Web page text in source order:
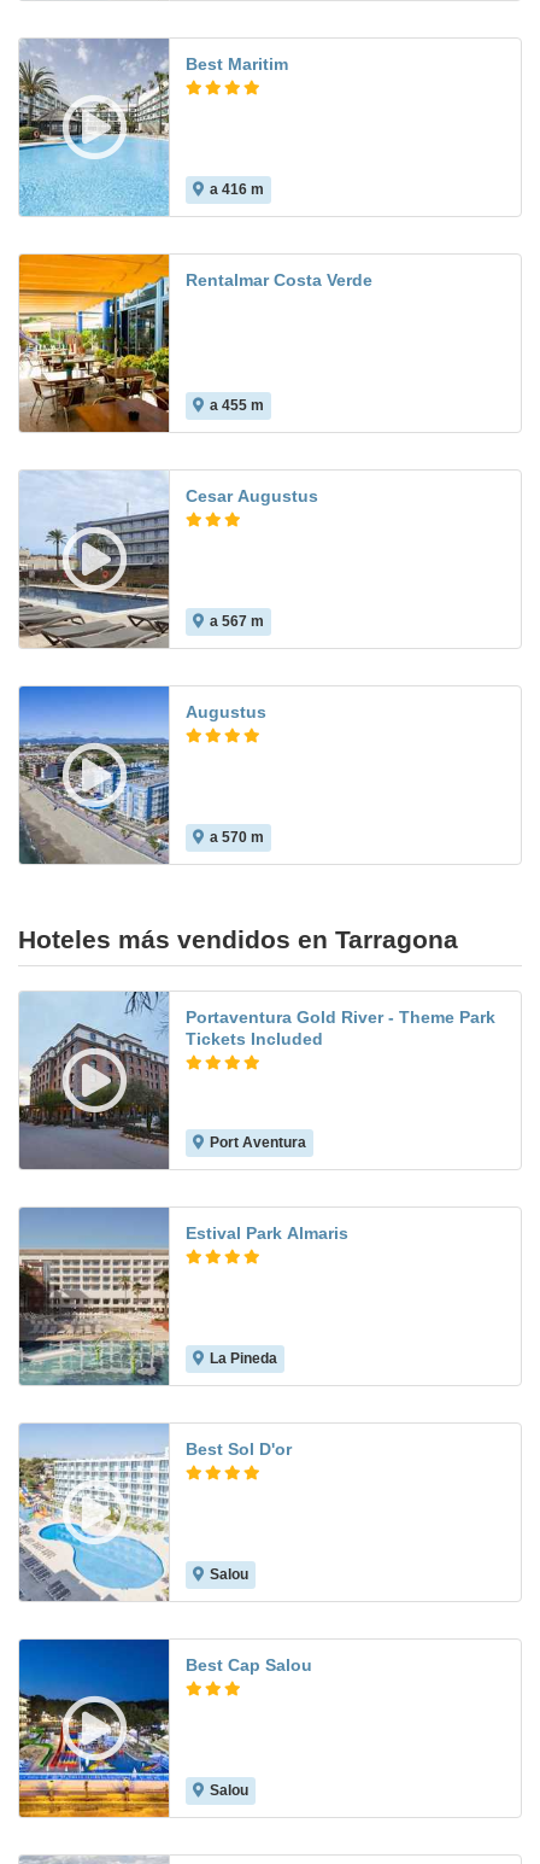
Best Maritim
a 416 m
Rentalmar Costa Verde
a 455 m
Cesar Augustus
a 567 m
Augustus
a 570 m
Hoteles más vendidos en Tarragona
Portaventura Gold River - Theme Park
Tickets Included
Port Aventura
Estival Park Almaris
La Pineda
Best Sol D'or
Salou
Best Cap Salou
Salou